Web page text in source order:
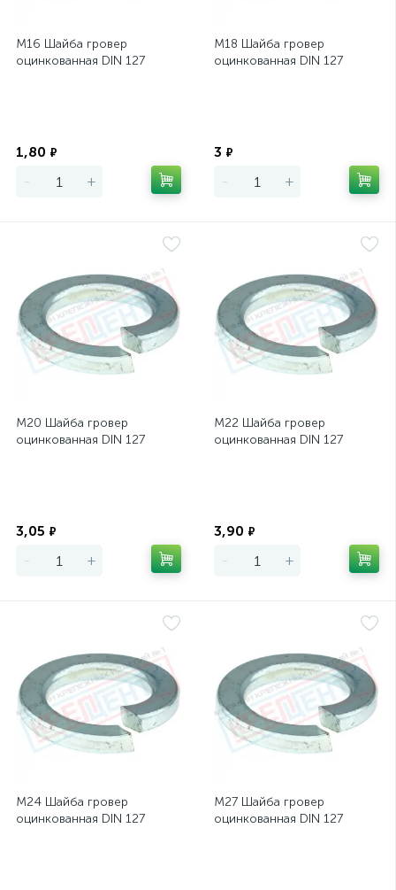
М16 Шайба гровер
оцинкованная DIN 127
1,80 ₽
- +
М18 Шайба гровер
оцинкованная DIN 127
3 ₽
- +
М20 Шайба гровер
оцинкованная DIN 127
3,05 ₽
- +
М22 Шайба гровер
оцинкованная DIN 127
3,90 ₽
- +
М24 Шайба гровер
оцинкованная DIN 127
М27 Шайба гровер
оцинкованная DIN 127